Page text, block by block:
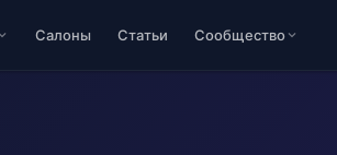
Салоны Статьи Сообщество